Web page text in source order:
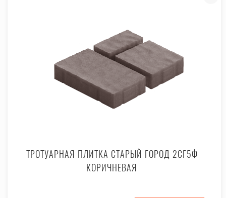
ТРОТУАРНАЯ ПЛИТКА СТАРЫЙ ГОРОД 2СГ5Ф
КОРИЧНЕВАЯ